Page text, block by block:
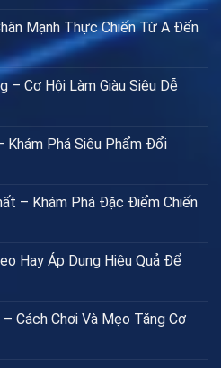
Mạnh Thực Chiến Từ A Đến
– Cơ Hội Làm Giàu Siêu Dễ
Khám Phá Siêu Phẩm Đổi
– Khám Phá Đặc Điểm Chiến
Hay Áp Dụng Hiệu Quả Để
Cách Chơi Và Mẹo Tăng Cơ